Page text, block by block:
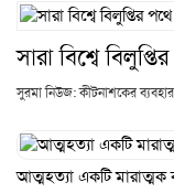
সারা বিশ্বে
সুরমা নিউজ: কীটনাশকের
আত্মহত্যা একটি মারাত্মক